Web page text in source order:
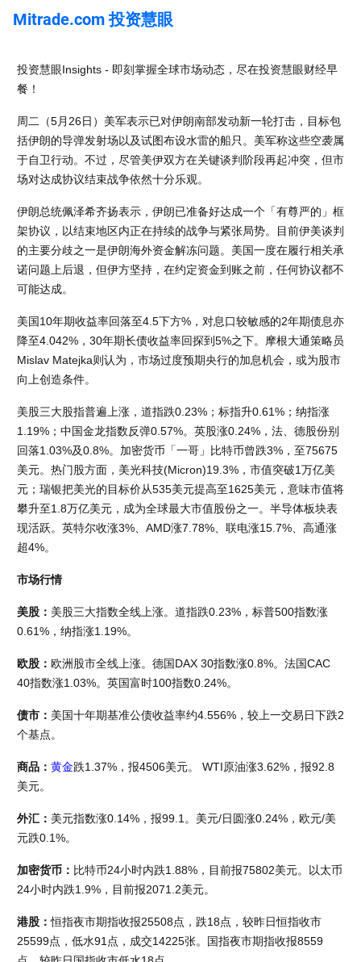
Mitrade.com 投资慧眼
投资慧眼Insights - 即刻掌握全球市场动态，尽在投资慧眼财经早
餐！
周二（5月26日）美军表示已对伊朗南部发动新一轮打击，目标包
括伊朗的导弹发射场以及试图布设水雷的船只。美军称这些空袭属
于自卫行动。不过，尽管美伊双方在关键谈判阶段再起冲突，但市
场对达成协议结束战争依然十分乐观。
伊朗总统佩泽希齐扬表示，伊朗已准备好达成一个「有尊严的」框
架协议，以结束地区内正在持续的战争与紧张局势。目前伊美谈判
的主要分歧之一是伊朗海外资金解冻问题。美国一度在履行相关承
诺问题上后退，但伊方坚持，在约定资金到账之前，任何协议都不
可能达成。
美国10年期收益率回落至4.5下方%，对息口较敏感的2年期债息亦
降至4.042%，30年期长债收益率回探到5%之下。摩根大通策略员
Mislav Matejka则认为，市场过度预期央行的加息机会，或为股市
向上创造条件。
美股三大股指普遍上涨，道指跌0.23%；标指升0.61%；纳指涨
1.19%；中国金龙指数反弹0.57%。英股涨0.24%，法、德股份别
回落1.03%及0.8%。加密货币「一哥」比特币曾跌3%，至75675
美元。热门股方面，美光科技(Micron)19.3%，市值突破1万亿美
元；瑞银把美光的目标价从535美元提高至1625美元，意味市值将
攀升至1.8万亿美元，成为全球最大市值股份之一。半导体板块表
现活跃。英特尔收涨3%、AMD涨7.78%、联电涨15.7%、高通涨
超4%。
市场行情
美股： 美股三大指数全线上涨。道指跌0.23%，标普500指数涨
0.61%，纳指涨1.19%。
欧股： 欧洲股市全线上涨。德国DAX 30指数涨0.8%。法国CAC
40指数涨1.03%。英国富时100指数0.24%。
债市： 美国十年期基准公债收益率约4.556%，较上一交易日下跌2
个基点。
商品： 黄金跌1.37%，报4506美元。 WTI原油涨3.62%，报92.8
美元。
外汇： 美元指数涨0.14%，报99.1。美元/日圆涨0.24%，欧元/美
元跌0.1%。
加密货币： 比特币24小时内跌1.88%，目前报75802美元。以太币
24小时内跌1.9%，目前报2071.2美元。
港股：恒指夜市期指收报25508点，跌18点，较昨日恒指收市
25599点，低水91点，成交14225张。国指夜市期指收报8559